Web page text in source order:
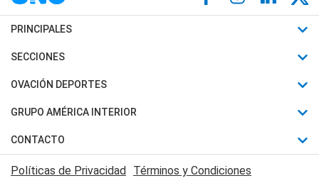
PRINCIPALES
Últimas Noticias
Política
Judiciales
Economia
SECCIONES
Horóscopo
Motores
Trucos caseros
Series y Películas
OVACIÓN DEPORTES
Fútbol
Mundial
Automovilismo
Rugby
GRUPO AMÉRICA INTERIOR
Canal 7 en Vivo
CONTACTO
Acerca de Nosotros
Políticas de Privacidad Términos y Condiciones